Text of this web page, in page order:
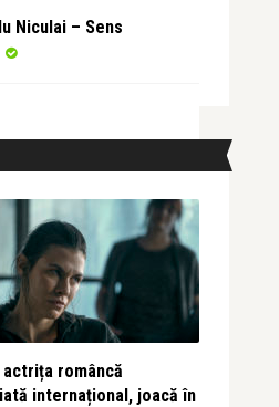
Niculai – Sens
actrița româncă
internațional, joacă în